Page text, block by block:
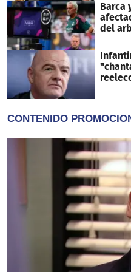
Barca
del